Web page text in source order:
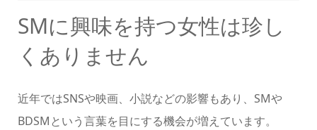
SMに興味を持つ女性は珍し
くありません
近年ではSNSや映画、小説などの影響もあり、SMや
BDSMという言葉を目にする機会が増えています。